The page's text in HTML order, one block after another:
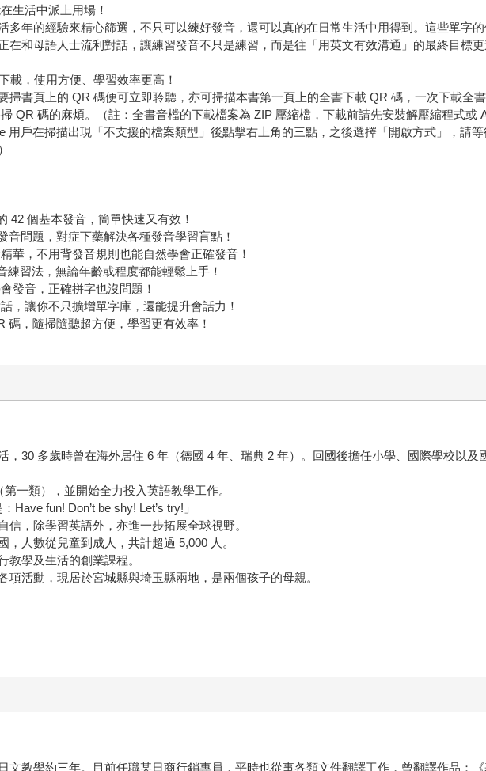
生活中派上用場！
多年的經驗來精心篩選，不只可以練好發音，還可以真的在日常生活中用得到。這些單字
在和母語人士流利對話，讓練習發音不只是練習，而是往「用英文有效溝通」的最終目標更
，使用方便、學習效率更高！
掃書頁上的 QR 碼便可立即聆聽，亦可掃描本書第一頁上的全書下載 QR 碼，一次下載全
QR 碼的麻煩。（註：全書音檔的下載檔案為 ZIP 壓縮檔，下載前請先安裝解壓縮程式或
用戶在掃描出現「不支援的檔案類型」後點擊右上角的三點，之後選擇「開啟方式」，請
42 個基本發音，簡單快速又有效！
問題，對症下藥解決各種發音學習盲點！
華，不用背發音規則也能自然學會正確發音！
習法，無論年齡或程度都能輕鬆上手！
發音，正確拼字也沒問題！
，讓你不只擴增單字庫，還能提升會話力！
，隨掃隨聽超方便，學習更有效率！
，30 多歲時曾在海外居住 6 年（德國 4 年、瑞典 2 年）。回國後擔任小學、國際學校以及
一類），並開始全力投入英語教學工作。
fun! Don’t be shy! Let’s try!」
，除學習英語外，亦進一步拓展全球視野。
人數從兒童到成人，共計超過 5,000 人。
教學及生活的創業課程。
活動，現居於宮城縣與埼玉縣兩地，是兩個孩子的母親。
文教學約三年。目前任職某日商行銷專員，平時也從事各類文件翻譯工作，曾翻譯作品：